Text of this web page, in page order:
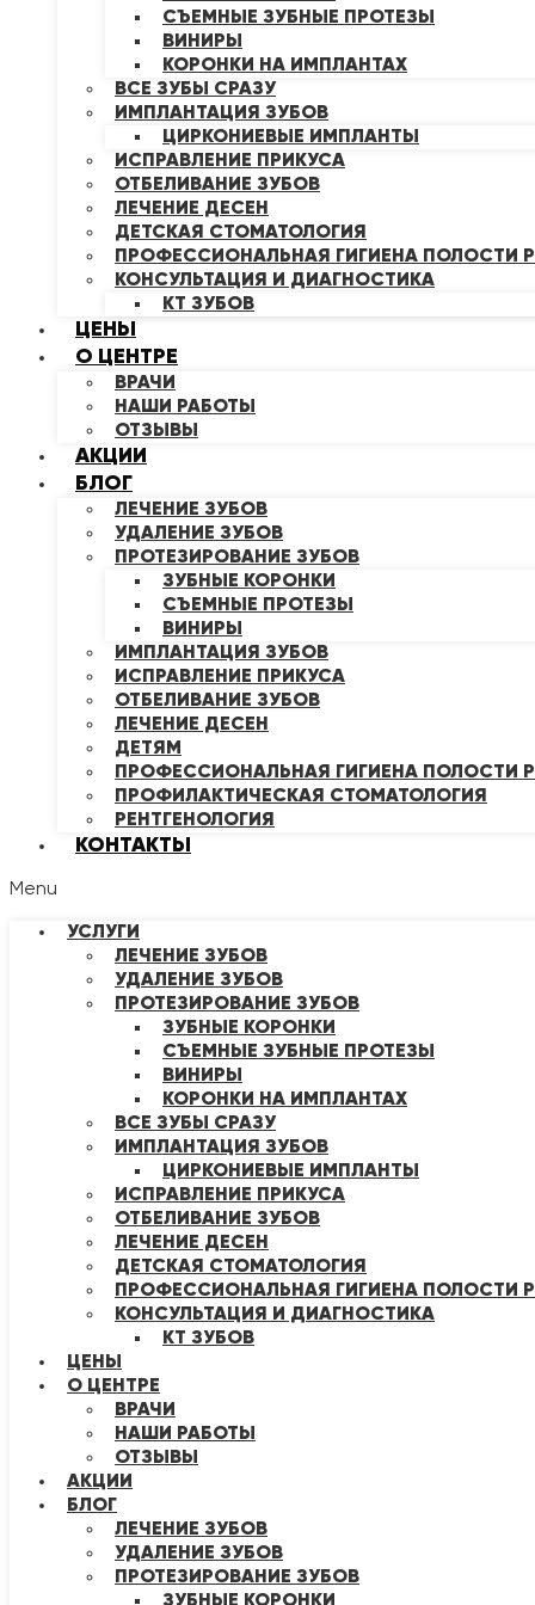
СЪЕМНЫЕ ЗУБНЫЕ ПРОТЕЗЫ
ВИНИРЫ
КОРОНКИ НА ИМПЛАНТАХ
ВСЕ ЗУБЫ СРАЗУ
ИМПЛАНТАЦИЯ ЗУБОВ
ЦИРКОНИЕВЫЕ ИМПЛАНТЫ
ИСПРАВЛЕНИЕ ПРИКУСА
ОТБЕЛИВАНИЕ ЗУБОВ
ЛЕЧЕНИЕ ДЕСЕН
ДЕТСКАЯ СТОМАТОЛОГИЯ
ПРОФЕССИОНАЛЬНАЯ ГИГИЕНА ПОЛОСТИ
КОНСУЛЬТАЦИЯ И ДИАГНОСТИКА
КТ ЗУБОВ
ЦЕНЫ
О ЦЕНТРЕ
ВРАЧИ
НАШИ РАБОТЫ
ОТЗЫВЫ
АКЦИИ
БЛОГ
ЛЕЧЕНИЕ ЗУБОВ
УДАЛЕНИЕ ЗУБОВ
ПРОТЕЗИРОВАНИЕ ЗУБОВ
ЗУБНЫЕ КОРОНКИ
СЪЕМНЫЕ ПРОТЕЗЫ
ВИНИРЫ
ИМПЛАНТАЦИЯ ЗУБОВ
ИСПРАВЛЕНИЕ ПРИКУСА
ОТБЕЛИВАНИЕ ЗУБОВ
ЛЕЧЕНИЕ ДЕСЕН
ДЕТЯМ
ПРОФЕССИОНАЛЬНАЯ ГИГИЕНА ПОЛОСТИ
ПРОФИЛАКТИЧЕСКАЯ СТОМАТОЛОГИЯ
РЕНТГЕНОЛОГИЯ
КОНТАКТЫ
Menu
УСЛУГИ
ЛЕЧЕНИЕ ЗУБОВ
УДАЛЕНИЕ ЗУБОВ
ПРОТЕЗИРОВАНИЕ ЗУБОВ
ЗУБНЫЕ КОРОНКИ
СЪЕМНЫЕ ЗУБНЫЕ ПРОТЕЗЫ
ВИНИРЫ
КОРОНКИ НА ИМПЛАНТАХ
ВСЕ ЗУБЫ СРАЗУ
ИМПЛАНТАЦИЯ ЗУБОВ
ЦИРКОНИЕВЫЕ ИМПЛАНТЫ
ИСПРАВЛЕНИЕ ПРИКУСА
ОТБЕЛИВАНИЕ ЗУБОВ
ЛЕЧЕНИЕ ДЕСЕН
ДЕТСКАЯ СТОМАТОЛОГИЯ
ПРОФЕССИОНАЛЬНАЯ ГИГИЕНА ПОЛОСТИ
КОНСУЛЬТАЦИЯ И ДИАГНОСТИКА
КТ ЗУБОВ
ЦЕНЫ
О ЦЕНТРЕ
ВРАЧИ
НАШИ РАБОТЫ
ОТЗЫВЫ
АКЦИИ
БЛОГ
ЛЕЧЕНИЕ ЗУБОВ
УДАЛЕНИЕ ЗУБОВ
ПРОТЕЗИРОВАНИЕ ЗУБОВ